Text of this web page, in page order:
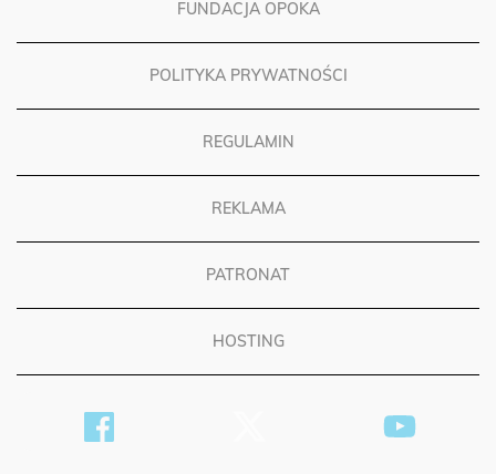
FUNDACJA OPOKA
POLITYKA PRYWATNOŚCI
REGULAMIN
REKLAMA
PATRONAT
HOSTING